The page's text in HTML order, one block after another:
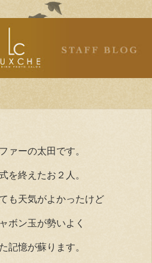
ァーの太田です。
を終えたお２人。
も天気がよかったけど
ボン玉が勢いよく
記憶が蘇ります。